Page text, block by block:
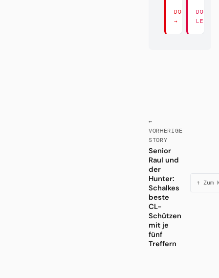
DORT LESEN
→
DORT
LESEN
←
VORHERIGE
STORY
Senior
Raul und
der
Hunter:
Schalkes
beste
CL-
Schützen
mit je
fünf
Treffern
↑